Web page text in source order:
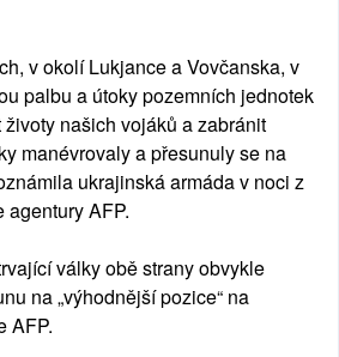
v okolí Lukjance a Vovčanska, v
palbu a útoky pozemních jednotek
našich vojáků a zabránit
manévrovaly a přesunuly se na
ukrajinská armáda v noci z
agentury AFP.
války obě strany obvykle
na „výhodnější pozice“ na
AFP.